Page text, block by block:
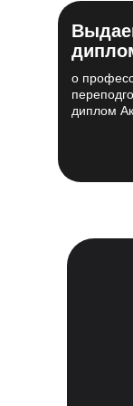
о
диплом